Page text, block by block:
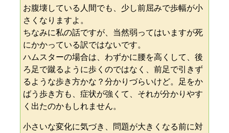
お腹壊している人間でも、少し前屈みで歩幅が小
さくなりますよ。
ちなみに私の話ですが、当然弱ってはいますが死
にかかっている訳ではないです。
ハムスターの場合は、わずかに腰を高くして、後
ろ足で蹴るように歩くのではなく、前足で引きず
るような歩き方かな？分かりづらいけど。足をか
ばう歩き方も、症状が強くて、それが分かりやす
く出たのかもしれません。
小さいな変化に気づき、問題が大きくなる前に対